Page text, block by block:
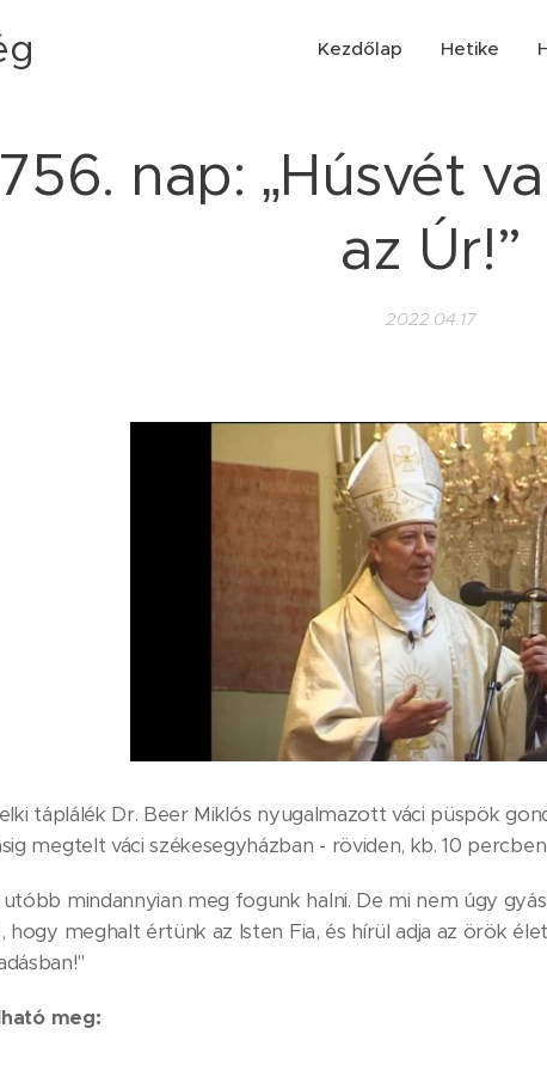
Kezdőlap Hetike
756. nap: „Húsvét
az Úr!”
2022.04.17
táplálék Dr. Beer Miklós nyugalmazott váci püspök
megtelt váci székesegyházban - röviden, kb. 10
mindannyian meg fogunk halni. De mi nem úgy
hogy meghalt értünk az Isten Fia, és hírül adja az örök
meg: